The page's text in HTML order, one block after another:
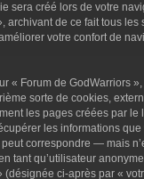
sera créé lors de votre
archivant de ce fait tous les
votre confort de
« Forum de GodWarriors
sorte de cookies,
les pages créées par le
les informations
correspondre — mais
tant qu’utilisateur
(désignée ci-après par «